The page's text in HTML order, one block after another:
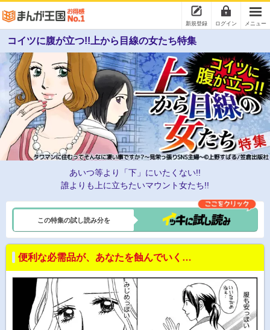
新規登録 ログイン メニュー
コイツに腹が立つ!!上から目線の女たち特集
あいつ等より「下」にいたくない!!
誰よりも上に立ちたいマウント女たち!!
この特集の試し読み分を
便利な必需品が、あなたを蝕んでいく…